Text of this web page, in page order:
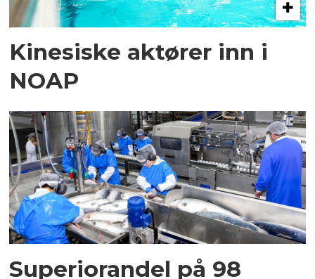
Kinesiske aktører inn i
NOAP
Superiorandel på 98